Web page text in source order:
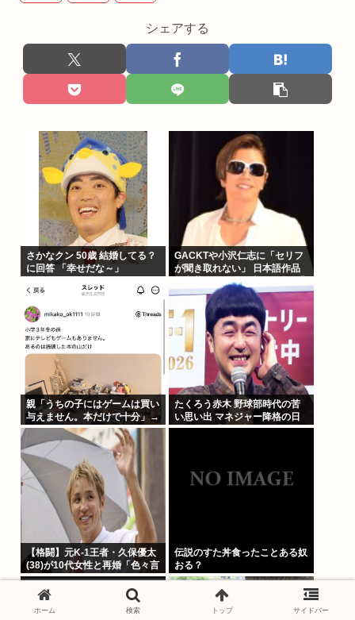
シェアする
さかなクン 50歳 結婚してる？
に回答 「幸せだな～」
GACKTや小沢仁志に「セリフ
が聞き取れない」 日本語作品
を字幕で見る人が増えている背
景
親「うちの子にはゲームは買い
与えません。本だけで十分」→
結果
たくろう赤木 野球部時代の苦
い思い出 マネジャー降格の日
に母が…「何も言えなくて」
【格闘】元K-1王者・久保優太
(38)が10代女性と再婚「色々言
われそうですが…」
伝説のすた丼食ったことある奴
おる？
ホーム 検索 トップ サイドバー